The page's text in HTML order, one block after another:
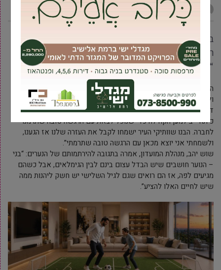
מקומונט גבעת שמואל
בני נוער מטעם ישיבת הרב יניב אפרתי בגבעת שמואל
הגיעו השבוע במטרה לשפץ את מועדון הגימלאים
“סביונים” בעיר
הפעילות נערכה במסגרת התנדבותית של בני הנוער שביקשו לשפץ
ולשדרג את המועדון עבור האוכלוסייה הוותיקה שמבקרת בו מדי יום.
דניאל עמבלו בן ה-18 שהתנדב בפרויקט אמר: ” החלטנו לסייע בסוף
כיתה י”ב למען הקהילה כדי שנוכל לצאת עם הרגשה טובה שתרמנו
לחברה. הבנו שוותיקי העיר ישמחו לקבל את העזרה שלנו אז הגענו,
ולשמחתי אני יוצא מכאן עם הרגשה טובה שתרמתי”.
שוש יהב, מנהלת המועדון, אמרה בתגובה להירתמותם של הנערים: “בני
– הנוער חושבים שיש הבדל עצום בינם לבין הגימלאים, אבל כשהם
מגיעים לפה, אז הם רואים שגם לגיל השלישי יש חשק ליהנות ממה
שיש לחיים האלו להציע”.